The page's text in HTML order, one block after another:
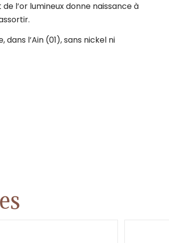
de l’or lumineux donne naissance à
l’Ain (01), sans nickel ni